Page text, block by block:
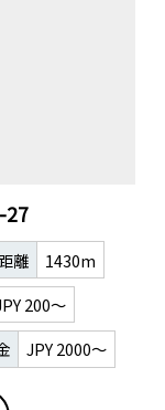
27
離
1430m
200～
JPY 2000～